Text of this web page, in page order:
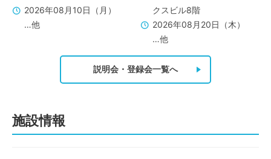
2026年08月10日（月）
…他
クスビル8階
2026年08月20日（木）
…他
説明会・登録会一覧へ
施設情報